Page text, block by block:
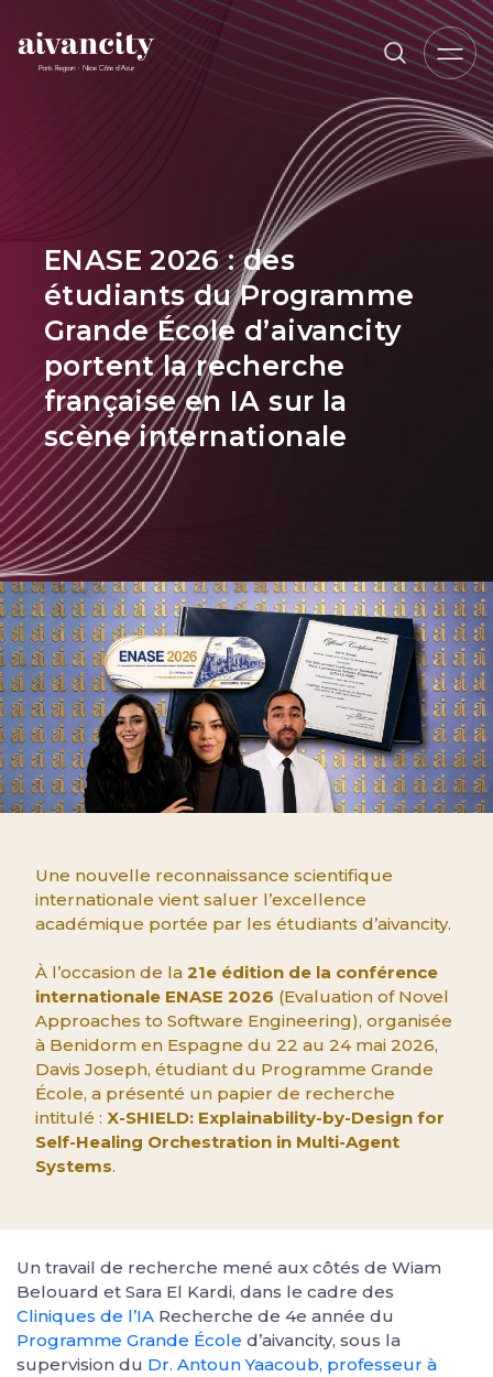
Aller au contenu principal
Fil d'Ariane
ENASE 2026 : des
étudiants du Programme
Grande École d’aivancity
portent la recherche
française en IA sur la
scène internationale
Une nouvelle reconnaissance scientifique
internationale vient saluer l’excellence
académique portée par les étudiants d’aivancity.
À l’occasion de la 21e édition de la conférence
internationale ENASE 2026 (Evaluation of Novel
Approaches to Software Engineering), organisée
à Benidorm en Espagne du 22 au 24 mai 2026,
Davis Joseph, étudiant du Programme Grande
École, a présenté un papier de recherche
intitulé : X-SHIELD: Explainability-by-Design for
Self-Healing Orchestration in Multi-Agent
Systems.
Un travail de recherche mené aux côtés de Wiam
Belouard et Sara El Kardi, dans le cadre des
Cliniques de l’IA Recherche de 4e année du
Programme Grande École d’aivancity, sous la
supervision du Dr. Antoun Yaacoub, professeur à